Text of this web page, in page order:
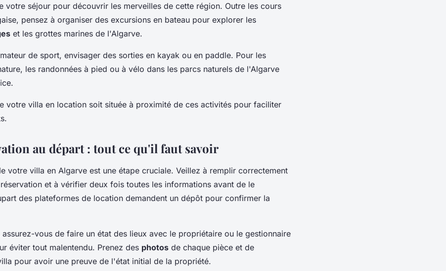
votre séjour pour découvrir les merveilles de cette région. Outre les cours
pensez à organiser des excursions en bateau pour explorer les
et les grottes marines de l'Algarve.
de sport, envisager des sorties en kayak ou en paddle. Pour les
les randonnées à pied ou à vélo dans les parcs naturels de l'Algarve
votre villa en location soit située à proximité de ces activités pour faciliter
au départ : tout ce qu'il faut savoir
votre villa en Algarve est une étape cruciale. Veillez à remplir correctement
et à vérifier deux fois toutes les informations avant de le
des plateformes de location demandent un dépôt pour confirmer la
vous de faire un état des lieux avec le propriétaire ou le gestionnaire
éviter tout malentendu. Prenez des photos de chaque pièce et de
pour avoir une preuve de l'état initial de la propriété.